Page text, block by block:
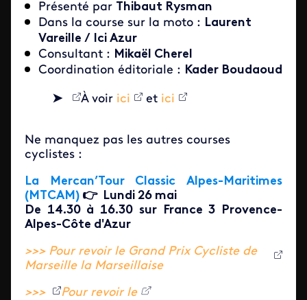
Présenté par Thibaut Rysman
Dans la course sur la moto : Laurent
Vareille / Ici Azur
Consultant : Mikaël Cherel
Coordination éditoriale : Kader Boudaoud
➤ À voir ici et ici
Ne manquez pas les autres courses
cyclistes :
La Mercan’Tour Classic Alpes-Maritimes
(MTCAM) 👉 Lundi 26 mai
De 14.30 à 16.30 sur France 3 Provence-
Alpes-Côte d'Azur
>>> Pour revoir le Grand Prix Cycliste de
Marseille la Marseillaise
>>>
Pour revoir le